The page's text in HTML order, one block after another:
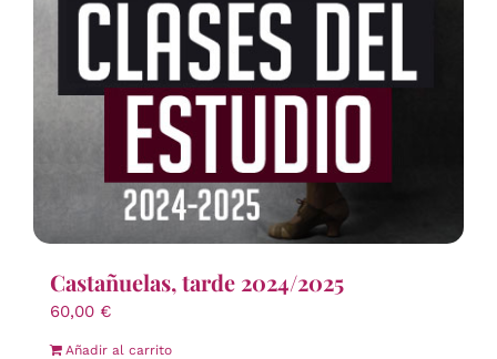
Castañuelas, tarde 2024/2025
60,00 €
Añadir al carrito